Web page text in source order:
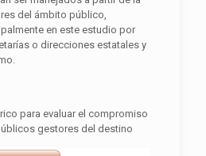
del ámbito público,
en este estudio por
o direcciones estatales y
para evaluar el compromiso
gestores del destino